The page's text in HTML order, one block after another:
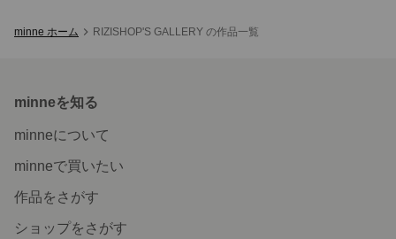
minne ホーム RIZISHOP'S GALLERY の作品一覧
minneを知る
minneについて
minneで買いたい
作品をさがす
ショップをさがす